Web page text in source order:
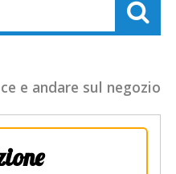
e andare sul negozio